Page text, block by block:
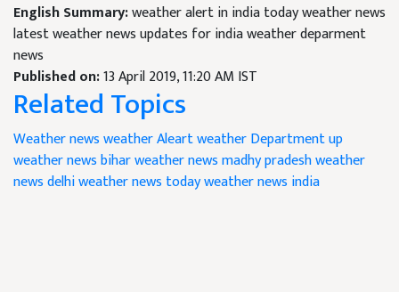
English Summary:weather alert in india today weather news
latest weather news updates for india weather deparment
news
Published on:13 April 2019, 11:20 AM IST
Related Topics
Weather newsweather Aleartweather Departmentup
weather newsbihar weather newsmadhy pradesh weather
newsdelhi weather news today weather news india